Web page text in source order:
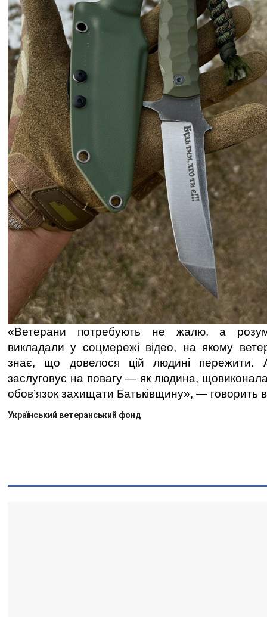
«Ветерани потребують не жалю, а
викладали у соцмережі відео, на якому
знає, що довелося цій людині пережити.
заслуговує на повагу — як людина, щовиконала
обов’язок захищати Батьківщину», — говорить
Український ветеранський фонд